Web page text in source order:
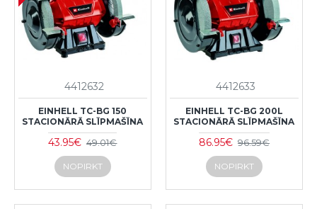
4412632
EINHELL TC-BG 150
STACIONĀRĀ SLĪPMAŠĪNA
43.95€ 49.01€
NOPIRKT
4412633
EINHELL TC-BG 200L
STACIONĀRĀ SLĪPMAŠĪNA
86.95€ 96.59€
NOPIRKT